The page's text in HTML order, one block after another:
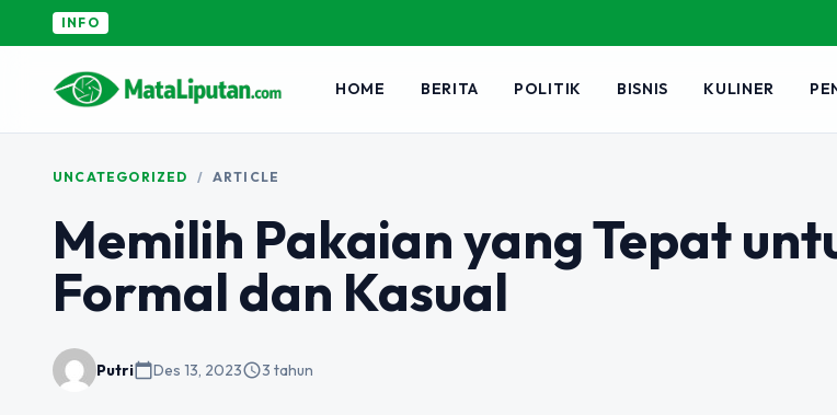
INFO
HOME BERITA POLITIK BISNIS KULINER
UNCATEGORIZED / ARTICLE
Memilih Pakaian yang Tepat
Formal dan Kasual
Putricalendar_todayDes 13, 2023schedule3 tahun